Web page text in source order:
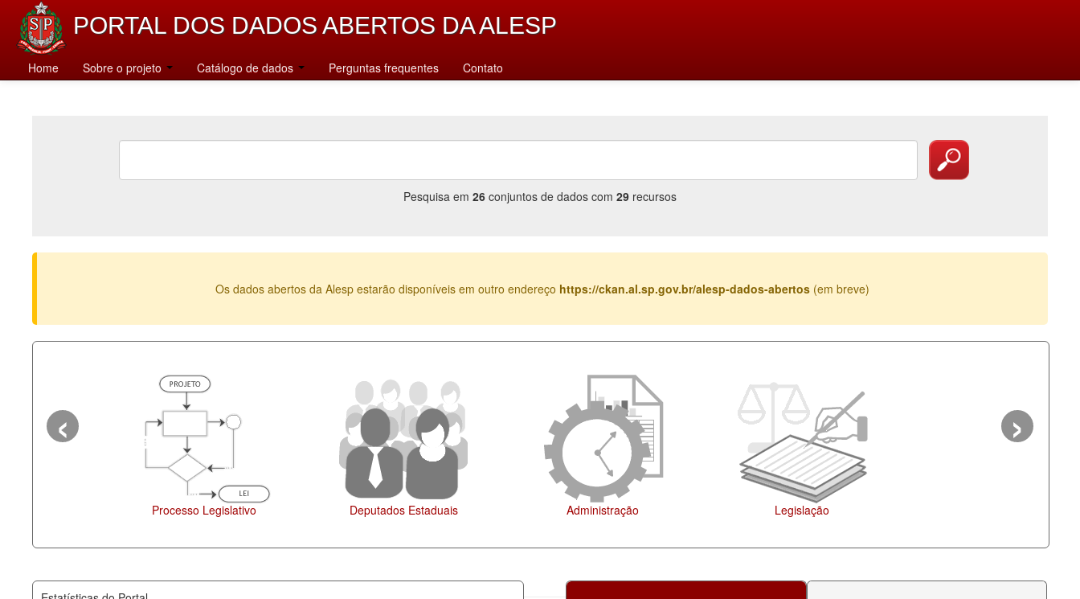
PORTAL DOS DADOS ABERTOS DA ALESP
Home Sobre o projeto Catálogo de dados Perguntas frequentes Contato
Pesquisa em 26 conjuntos de dados com 29 recursos
Os dados abertos da Alesp estarão disponíveis em outro endereço https://ckan.al.sp.gov.br/alesp-dados-abertos (em breve)
‹ ›